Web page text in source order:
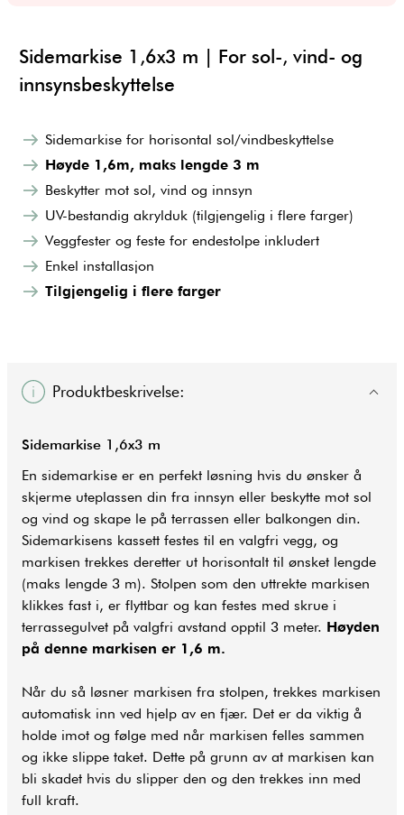
Sidemarkise 1,6x3 m | For sol-, vind- og
innsynsbeskyttelse
Sidemarkise for horisontal sol/vindbeskyttelse
Høyde 1,6m, maks lengde 3 m
Beskytter mot sol, vind og innsyn
UV-bestandig akrylduk (tilgjengelig i flere farger)
Veggfester og feste for endestolpe inkludert
Enkel installasjon
Tilgjengelig i flere farger
Produktbeskrivelse:
Sidemarkise 1,6x3 m
En sidemarkise er en perfekt løsning hvis du ønsker å
skjerme uteplassen din fra innsyn eller beskytte mot sol
og vind og skape le på terrassen eller balkongen din.
Sidemarkisens kassett festes til en valgfri vegg, og
markisen trekkes deretter ut horisontalt til ønsket lengde
(maks lengde 3 m). Stolpen som den uttrekte markisen
klikkes fast i, er flyttbar og kan festes med skrue i
terrassegulvet på valgfri avstand opptil 3 meter. Høyden
på denne markisen er 1,6 m.
Når du så løsner markisen fra stolpen, trekkes markisen
automatisk inn ved hjelp av en fjær. Det er da viktig å
holde imot og følge med når markisen felles sammen
og ikke slippe taket. Dette på grunn av at markisen kan
bli skadet hvis du slipper den og den trekkes inn med
full kraft.